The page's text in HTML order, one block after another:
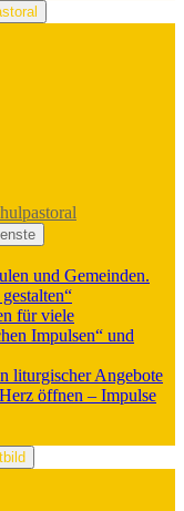
und Gemeinden.
für viele
Impulsen“ und
liturgischer Angebote
öffnen – Impulse